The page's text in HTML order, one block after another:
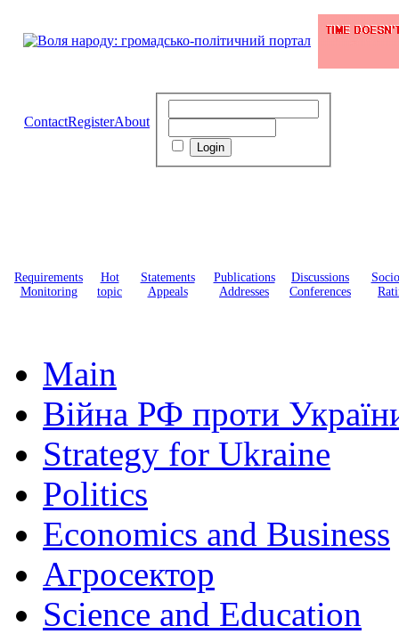
ContactRegisterAbout
Requirements
Monitoring
Hot
topic
Statements
Appeals
Publications
Addresses
Discussions
Conferences
Main
Війна РФ проти
Strategy for Ukraine
Politics
Economics and Business
Агросектор
Science and Education